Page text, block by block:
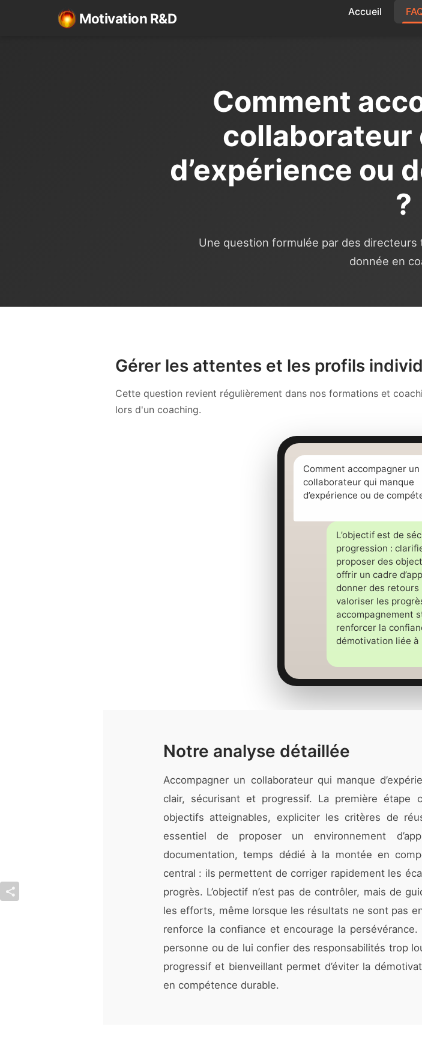
Motivation R&D Accueil
Comment
collaborateur
d’expérience ou
?
Une question formulée par des
donnée en
Gérer les attentes et les profils
Cette question revient régulièrement dans nos formations et
lors d'un coaching.
Comment accompagner un
collaborateur qui manque
d’expérience ou de
L’objectif est de
progression :
proposer des
offrir un cadre
donner des
valoriser les
accompagnement
renforcer la
démotivation liée à
Notre analyse détaillée
Accompagner un collaborateur qui manque
clair, sécurisant et progressif. La première
objectifs atteignables, expliciter les critères de
essentiel de proposer un environnement
documentation, temps dédié à la montée en
central : ils permettent de corriger rapidement les
progrès. L’objectif n’est pas de contrôler, mais de
les efforts, même lorsque les résultats ne sont pas
renforce la confiance et encourage la
personne ou de lui confier des responsabilités trop
progressif et bienveillant permet d’éviter la
en compétence durable.